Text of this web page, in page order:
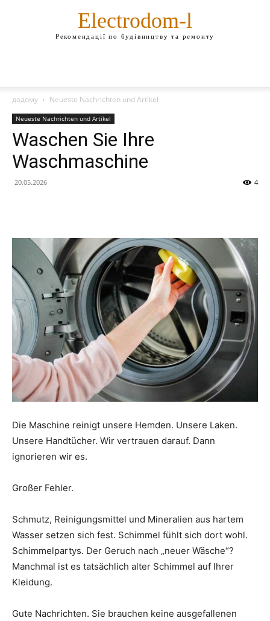
Electrodom-l
Рекомендації по будівництву та ремонту
додому Neueste Nachrichten und Artikel
Neueste Nachrichten und Artikel
Waschen Sie Ihre
Waschmaschine
20.05.2026 4
Die Maschine reinigt unsere Hemden. Unsere Laken.
Unsere Handtücher. Wir vertrauen darauf. Dann
ignorieren wir es.
Großer Fehler.
Schmutz, Reinigungsmittel und Mineralien aus hartem
Wasser setzen sich fest. Schimmel fühlt sich dort wohl.
Schimmelpartys. Der Geruch nach „neuer Wäsche“?
Manchmal ist es tatsächlich alter Schimmel auf Ihrer
Kleidung.
Gute Nachrichten. Sie brauchen keine ausgefallenen